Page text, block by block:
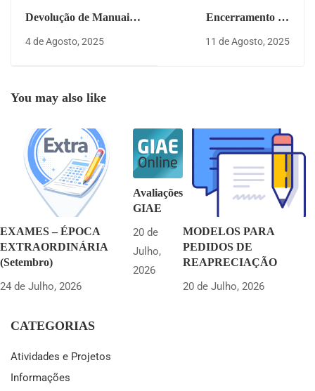
Devolução de Manuais
4 de Agosto, 2025
Encerramento do
Escolas Dr. Bento da
11 de Agosto, 2025
You may also like
EXAMES – ÉPOCA
EXTRAORDINÁRIA
(Setembro)
24 de Julho, 2026
Avaliações
GIAE
20 de
Julho,
2026
MODELOS PARA
PEDIDOS DE
REAPRECIAÇÃO
20 de Julho, 2026
CATEGORIAS
Atividades e Projetos
Informações